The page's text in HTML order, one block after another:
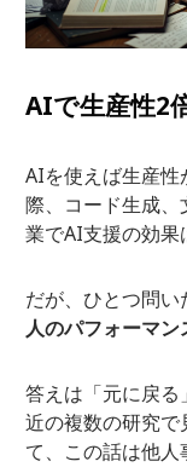
AIで生産性2
AIを使えば生産性
際、コード生成
業でAI支援の効果
だが、ひとつ問い
人のパフォーマ
答えは「元に戻る
近の複数の研究で
て、この話は他人